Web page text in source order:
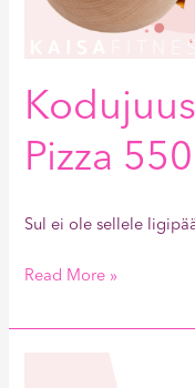
Pizza
Sul ei ole sellele
Read More »